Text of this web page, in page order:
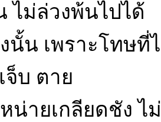
ไม่ล่วงพ้นไปได้
นั้น เพราะโทษ
จ็บ ตาย
น่ายเกลียดชัง